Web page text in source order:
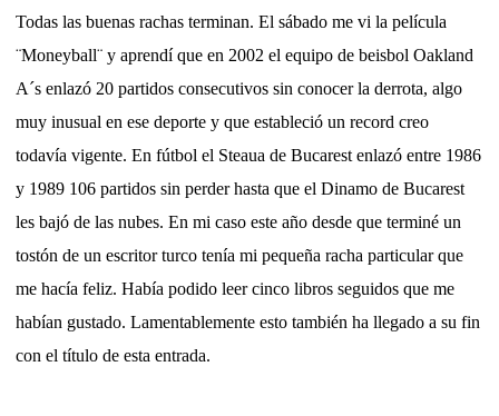
Todas las buenas rachas terminan. El sábado me vi la película
¨Moneyball¨ y aprendí que en 2002 el equipo de beisbol Oakland
A´s enlazó 20 partidos consecutivos sin conocer la derrota, algo
muy inusual en ese deporte y que estableció un record creo
todavía vigente. En fútbol el Steaua de Bucarest enlazó entre 1986
y 1989 106 partidos sin perder hasta que el Dinamo de Bucarest
les bajó de las nubes. En mi caso este año desde que terminé un
tostón de un escritor turco tenía mi pequeña racha particular que
me hacía feliz. Había podido leer cinco libros seguidos que me
habían gustado. Lamentablemente esto también ha llegado a su fin
con el título de esta entrada.